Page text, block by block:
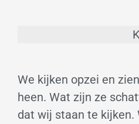
We kijken opzei en
heen. Wat zijn ze
dat wij staan te kijken.